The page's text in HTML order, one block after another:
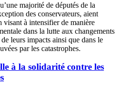
majorité de députés de la
des conservateurs, aient
à intensifier de manière
dans la lutte aux changements
leurs impacts ainsi que dans le
par les catastrophes.
à la solidarité contre les